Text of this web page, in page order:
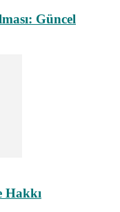
Güncel
Hakkı